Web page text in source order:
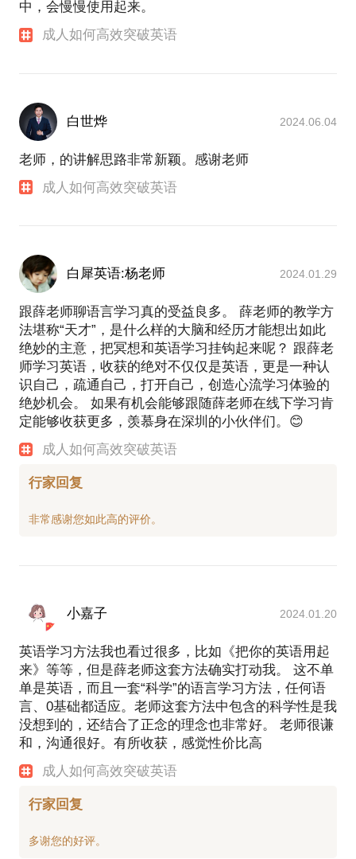
中，会慢慢使用起来。
成人如何高效突破英语
白世烨 2024.06.04
老师，的讲解思路非常新颖。感谢老师
成人如何高效突破英语
白犀英语:杨老师 2024.01.29
跟薛老师聊语言学习真的受益良多。 薛老师的教学方
法堪称“天才”，是什么样的大脑和经历才能想出如此
绝妙的主意，把冥想和英语学习挂钩起来呢？ 跟薛老
师学习英语，收获的绝对不仅仅是英语，更是一种认
识自己，疏通自己，打开自己，创造心流学习体验的
绝妙机会。 如果有机会能够跟随薛老师在线下学习肯
定能够收获更多，羡慕身在深圳的小伙伴们。😊
成人如何高效突破英语
行家回复
小嘉子 2024.01.20
英语学习方法我也看过很多，比如《把你的英语用起
来》等等，但是薛老师这套方法确实打动我。 这不单
单是英语，而且一套“科学”的语言学习方法，任何语
言、0基础都适应。老师这套方法中包含的科学性是我
没想到的，还结合了正念的理念也非常好。 老师很谦
和，沟通很好。有所收获，感觉性价比高
成人如何高效突破英语
行家回复